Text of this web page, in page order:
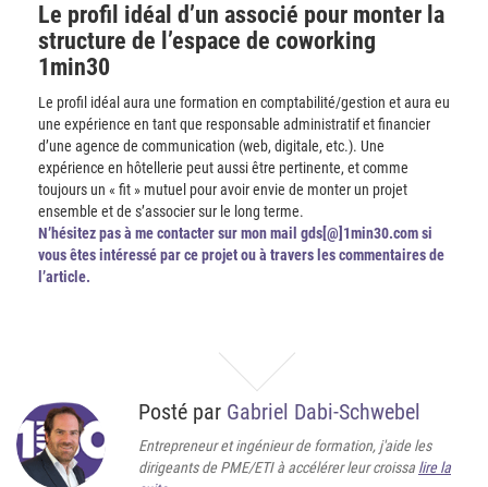
Le profil idéal d’un associé pour monter la
structure de l’espace de coworking
1min30
Le profil idéal aura une formation en comptabilité/gestion et aura eu
une expérience en tant que responsable administratif et financier
d’une agence de communication (web, digitale, etc.). Une
expérience en hôtellerie peut aussi être pertinente, et comme
toujours un « fit » mutuel pour avoir envie de monter un projet
ensemble et de s’associer sur le long terme.
N’hésitez pas à me contacter sur mon mail gds[@]1min30.com si
vous êtes intéressé par ce projet ou à travers les commentaires de
l’article.
Posté par Gabriel Dabi-Schwebel
Entrepreneur et ingénieur de formation, j'aide les
dirigeants de PME/ETI à accélérer leur croissa lire la